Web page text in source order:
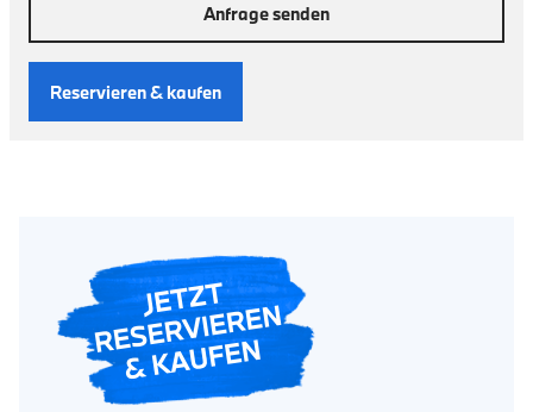
Anfrage senden
Reservieren & kaufen